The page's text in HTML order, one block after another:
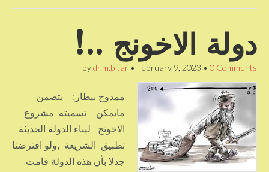
دولة الاخونج ..!
bydr.m.bitar • February 9, 2023 • 0 Comments
ممدوح بيطار: يتضمن
مايمكن تسميته مشروع
الاخونج لبناء الدولة الحديثة
تطبيق الشريعة ,ولو افترضنا
جدلا بأن هذه الدولة قامت